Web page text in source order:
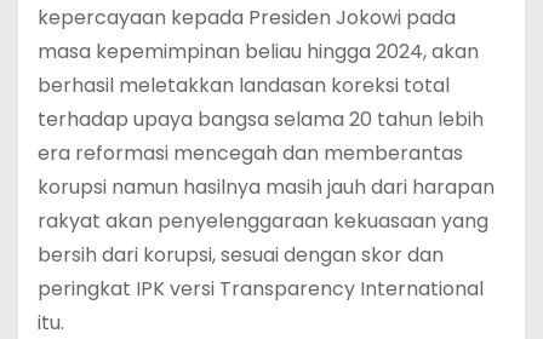
kepercayaan kepada Presiden Jokowi pada
masa kepemimpinan beliau hingga 2024, akan
berhasil meletakkan landasan koreksi total
terhadap upaya bangsa selama 20 tahun lebih
era reformasi mencegah dan memberantas
korupsi namun hasilnya masih jauh dari harapan
rakyat akan penyelenggaraan kekuasaan yang
bersih dari korupsi, sesuai dengan skor dan
peringkat IPK versi Transparency International
itu.